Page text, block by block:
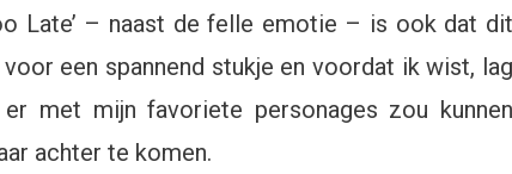
Late’ – naast de felle emotie – is ook dat dit
een spannend stukje en voordat ik wist, lag
met mijn favoriete personages zou kunnen
achter te komen.